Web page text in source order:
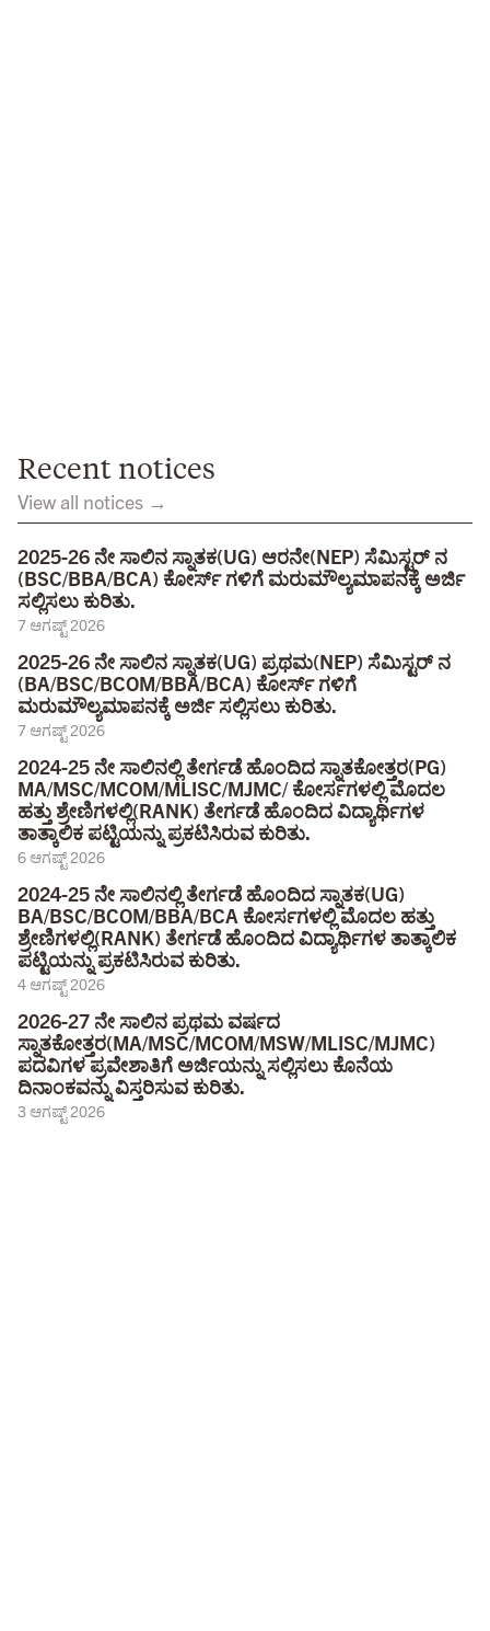
Recent notices
View all notices →
2025-26 ನೇ ಸಾಲಿನ ಸ್ನಾತಕ(UG) ಆರನೇ(NEP) ಸೆಮಿಸ್ಟರ್ ನ
(BSC/BBA/BCA) ಕೋರ್ಸ್ ಗಳಿಗೆ ಮರುಮೌಲ್ಯಮಾಪನಕ್ಕೆ ಅರ್ಜಿ
ಸಲ್ಲಿಸಲು ಕುರಿತು.
7 ಆಗಷ್ಟ್ 2026
2025-26 ನೇ ಸಾಲಿನ ಸ್ನಾತಕ(UG) ಪ್ರಥಮ(NEP) ಸೆಮಿಸ್ಟರ್ ನ
(BA/BSC/BCOM/BBA/BCA) ಕೋರ್ಸ್ ಗಳಿಗೆ
ಮರುಮೌಲ್ಯಮಾಪನಕ್ಕೆ ಅರ್ಜಿ ಸಲ್ಲಿಸಲು ಕುರಿತು.
7 ಆಗಷ್ಟ್ 2026
2024-25 ನೇ ಸಾಲಿನಲ್ಲಿ ತೇರ್ಗಡೆ ಹೊಂದಿದ ಸ್ನಾತಕೋತ್ತರ(PG)
MA/MSC/MCOM/MLISC/MJMC/ ಕೋರ್ಸಗಳಲ್ಲಿ ಮೊದಲ
ಹತ್ತು ಶ್ರೇಣಿಗಳಲ್ಲಿ(RANK) ತೇರ್ಗಡೆ ಹೊಂದಿದ ವಿದ್ಯಾರ್ಥಿಗಳ
ತಾತ್ಕಾಲಿಕ ಪಟ್ಟಿಯನ್ನು ಪ್ರಕಟಿಸಿರುವ ಕುರಿತು.
6 ಆಗಷ್ಟ್ 2026
2024-25 ನೇ ಸಾಲಿನಲ್ಲಿ ತೇರ್ಗಡೆ ಹೊಂದಿದ ಸ್ನಾತಕ(UG)
BA/BSC/BCOM/BBA/BCA ಕೋರ್ಸಗಳಲ್ಲಿ ಮೊದಲ ಹತ್ತು
ಶ್ರೇಣಿಗಳಲ್ಲಿ(RANK) ತೇರ್ಗಡೆ ಹೊಂದಿದ ವಿದ್ಯಾರ್ಥಿಗಳ ತಾತ್ಕಾಲಿಕ
ಪಟ್ಟಿಯನ್ನು ಪ್ರಕಟಿಸಿರುವ ಕುರಿತು.
4 ಆಗಷ್ಟ್ 2026
2026-27 ನೇ ಸಾಲಿನ ಪ್ರಥಮ ವರ್ಷದ
ಸ್ನಾತಕೋತ್ತರ(MA/MSC/MCOM/MSW/MLISC/MJMC)
ಪದವಿಗಳ ಪ್ರವೇಶಾತಿಗೆ ಅರ್ಜಿಯನ್ನು ಸಲ್ಲಿಸಲು ಕೊನೆಯ
ದಿನಾಂಕವನ್ನು ವಿಸ್ತರಿಸುವ ಕುರಿತು.
3 ಆಗಷ್ಟ್ 2026